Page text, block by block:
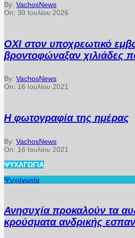
By: VachosNews
On: 30 Ιουλίου 2026
ΟΧΙ στον υποχρεωτικό
βροντοφώναξαν χιλιάδες
By: VachosNews
On: 16 Ιουλίου 2021
Η φωτογραφία της ημέρας
By: VachosNews
On: 16 Ιουλίου 2021
ΨΥΧΑΓΩΓΊΑ
Ψυχαγωγία
Ανησυχία προκαλούν τα
κρούσματα ανδρικής